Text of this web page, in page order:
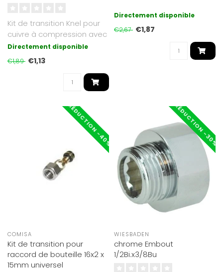
Kit de transition Knel pour
cuivre à compression avec
passe-fil en plastique 15..
Directement disponible
€1,89 €1,13
Directement disponible
€2,67 €1,87
RÉDUCTION -40%
COMISA
Kit de transition pour
raccord de bouteille 16x2 x
15mm universel
RÉDUCTION -30%
WIESBADEN
chrome Embout
1/2Bi.x3/8Bu